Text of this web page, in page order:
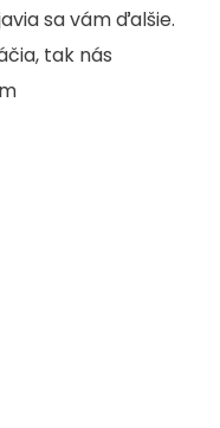
sa vám ďalšie.
tak nás